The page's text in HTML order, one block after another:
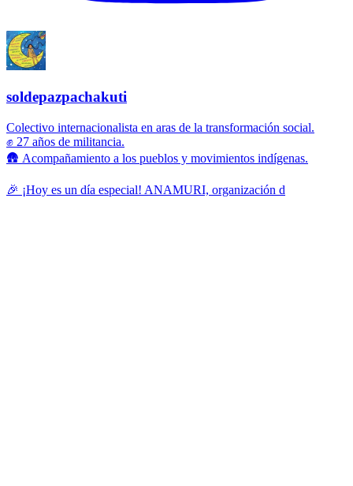
soldepazpachakuti
Colectivo internacionalista en aras de la transformación social.
✊ 27 años de militancia.
🛖 Acompañamiento a los pueblos y movimientos indígenas.
🎉 ¡Hoy es un día especial! ANAMURI, organización d